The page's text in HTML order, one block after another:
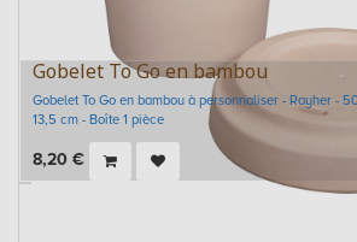
Gobelet To Go en bambou
Gobelet To Go en bambou à personnaliser - Rayher -
13,5 cm - Boîte 1 pièce
8,20 €